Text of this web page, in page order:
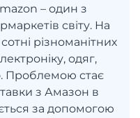
– один з
світу. На
різноманітних
одяг,
Проблемою стає
з Амазон в
за допомогою